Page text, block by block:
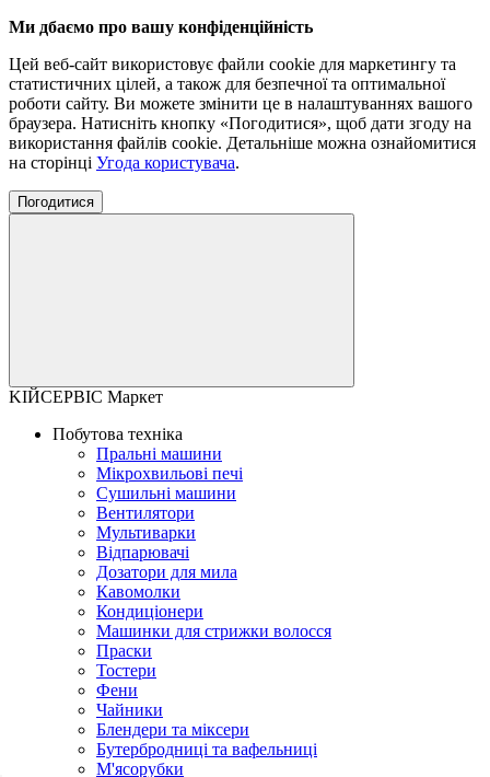
Ми дбаємо про вашу конфіденційність
Цей веб-сайт використовує файли cookie для маркетингу та
статистичних цілей, а також для безпечної та оптимальної
роботи сайту. Ви можете змінити це в налаштуваннях вашого
браузера. Натисніть кнопку «Погодитися», щоб дати згоду на
використання файлів cookie. Детальніше можна ознайомитися
на сторінці Угода користувача.
Погодитися
KІЙСЕРВІС Маркет
Побутова техніка
Пральні машини
Мікрохвильові печі
Сушильні машини
Вентилятори
Мультиварки
Відпарювачі
Дозатори для мила
Кавомолки
Кондиціонери
Машинки для стрижки волосся
Праски
Тостери
Фени
Чайники
Блендери та міксери
Бутербродниці та вафельниці
М'ясорубки